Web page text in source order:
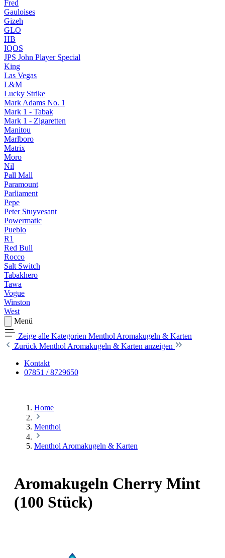
Fred
Gauloises
Gizeh
GLO
HB
IQOS
JPS John Player Special
King
Las Vegas
L&M
Lucky Strike
Mark Adams No. 1
Mark 1 - Tabak
Mark 1 - Zigaretten
Manitou
Marlboro
Matrix
Moro
Nil
Pall Mall
Paramount
Parliament
Pepe
Peter Stuyvesant
Powermatic
Pueblo
R1
Red Bull
Rocco
Salt Switch
Tabakhero
Tawa
Vogue
Winston
West
Menü
Zeige alle Kategorien Menthol Aromakugeln & Karten
Zurück Menthol Aromakugeln & Karten anzeigen
Kontakt
07851 / 8729650
Home
Menthol
Menthol Aromakugeln & Karten
Aromakugeln Cherry Mint
(100 Stück)